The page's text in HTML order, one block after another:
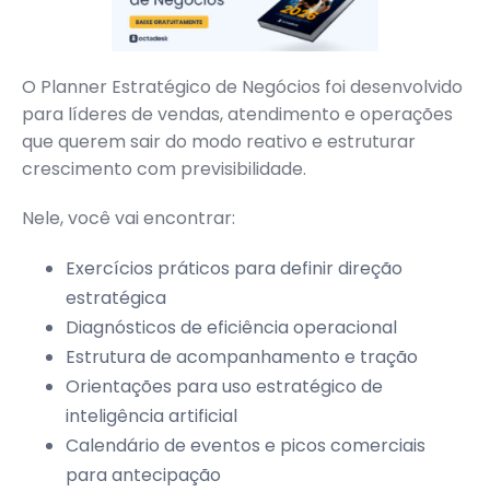
O Planner Estratégico de Negócios foi desenvolvido
para líderes de vendas, atendimento e operações
que querem sair do modo reativo e estruturar
crescimento com previsibilidade.
Nele, você vai encontrar:
Exercícios práticos para definir direção
estratégica
Diagnósticos de eficiência operacional
Estrutura de acompanhamento e tração
Orientações para uso estratégico de
inteligência artificial
Calendário de eventos e picos comerciais
para antecipação